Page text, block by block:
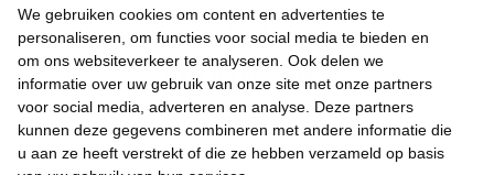
We gebruiken cookies om content en advertenties te
personaliseren, om functies voor social media te bieden en
om ons websiteverkeer te analyseren. Ook delen we
informatie over uw gebruik van onze site met onze partners
voor social media, adverteren en analyse. Deze partners
kunnen deze gegevens combineren met andere informatie die
u aan ze heeft verstrekt of die ze hebben verzameld op basis
Snel
Over de beweging
Algemeen